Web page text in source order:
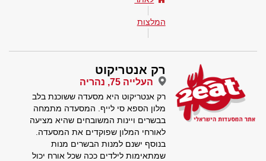
המלצות
רק אנטריקוט
העלייה 75, נהריה
רק אנטריקוט היא מסעדה ששוכנת בלב
מלון הספא סי לייף. המסעדה מתמחה
בבשרים ויינות המשובחים שהיא מציעה
לאורחי המלון שפוקדים את המסעדה.
בנוסף ישנם למנות הבשרים מנות
שמתאימות לילדים ככה שכל אורח יכול